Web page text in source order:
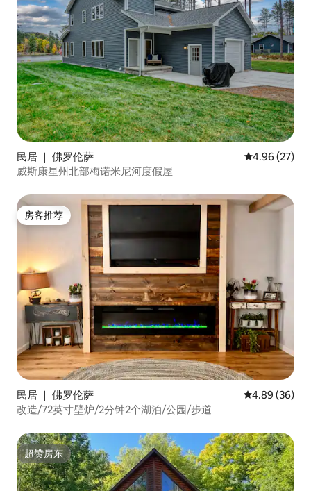
民居 ｜ 佛罗伦萨 平均评分
4.96 (27)
威斯康星州北部梅诺米尼河度假屋
房客推荐
房客推荐
民居 ｜ 佛罗伦萨 平均评分 4.89
4.89 (36)
改造/72英寸壁炉/2分钟2个湖泊/公园/步道
超赞房东
超赞房东